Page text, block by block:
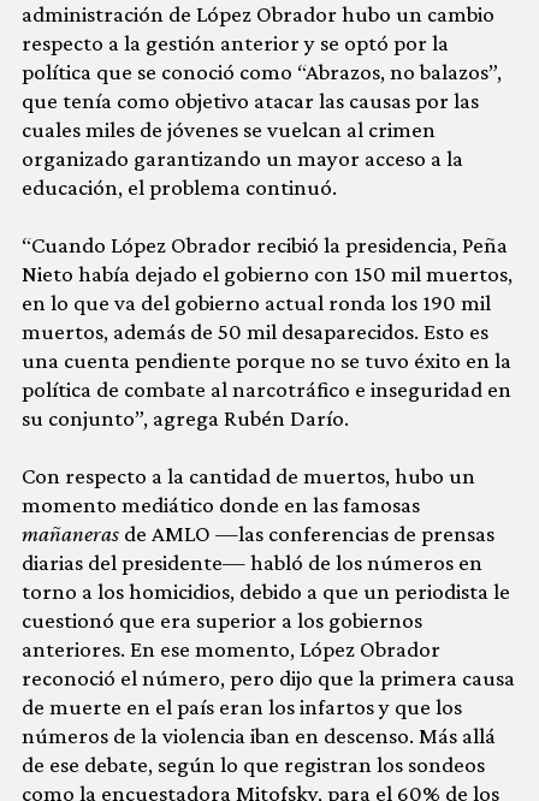
administración de López Obrador hubo un cambio
respecto a la gestión anterior y se optó por la
política que se conoció como “Abrazos, no balazos”,
que tenía como objetivo atacar las causas por las
cuales miles de jóvenes se vuelcan al crimen
organizado garantizando un mayor acceso a la
educación, el problema continuó.
“Cuando López Obrador recibió la presidencia, Peña
Nieto había dejado el gobierno con 150 mil muertos,
en lo que va del gobierno actual ronda los 190 mil
muertos, además de 50 mil desaparecidos. Esto es
una cuenta pendiente porque no se tuvo éxito en la
política de combate al narcotráfico e inseguridad en
su conjunto”, agrega Rubén Darío.
Con respecto a la cantidad de muertos, hubo un
momento mediático donde en las famosas
mañaneras de AMLO —las conferencias de prensas
diarias del presidente— habló de los números en
torno a los homicidios, debido a que un periodista le
cuestionó que era superior a los gobiernos
anteriores. En ese momento, López Obrador
reconoció el número, pero dijo que la primera causa
de muerte en el país eran los infartos y que los
números de la violencia iban en descenso. Más allá
de ese debate, según lo que registran los sondeos
como la encuestadora Mitofsky, para el 60% de los